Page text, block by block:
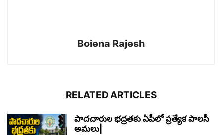
Boiena Rajesh
RELATED ARTICLES
పాదచారుల భద్రతకు ఏపీలో ప్రత్యేక పాలసీ
అమలు|